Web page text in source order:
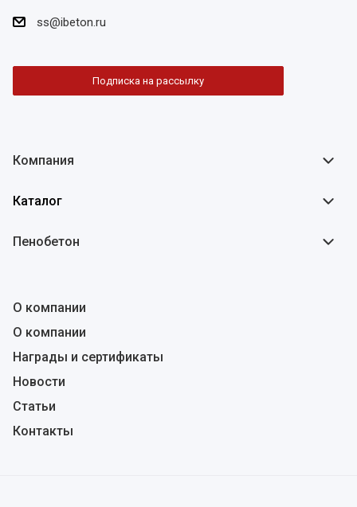
ss@ibeton.ru
Подписка на рассылку
Компания
Каталог
Пенобетон
О компании
О компании
Награды и сертификаты
Новости
Статьи
Контакты